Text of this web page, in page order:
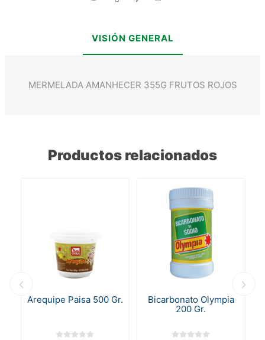
VISIÓN GENERAL
MERMELADA AMANHECER 355G FRUTOS ROJOS
Productos relacionados
Arequipe Paisa 500 Gr.
Bicarbonato Olympia
200 Gr.